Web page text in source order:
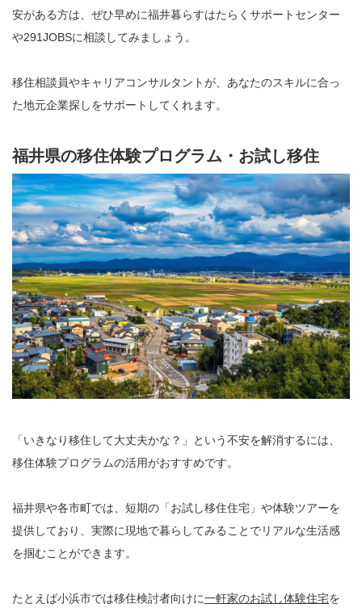
安がある方は、ぜひ早めに福井暮らすはたらくサポートセンター
や291JOBSに相談してみましょう。
移住相談員やキャリアコンサルタントが、あなたのスキルに合っ
た地元企業探しをサポートしてくれます。
福井県の移住体験プログラム・お試し移住
「いきなり移住して大丈夫かな？」という不安を解消するには、
移住体験プログラムの活用がおすすめです。
福井県や各市町では、短期の「お試し移住住宅」や体験ツアーを
提供しており、実際に現地で暮らしてみることでリアルな生活感
を掴むことができます。
たとえば小浜市では移住検討者向けに一軒家のお試し体験住宅を